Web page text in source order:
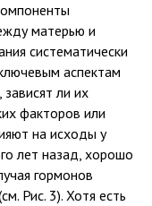
матерью и
систематически
аспектам
ли их
факторов или
на исходы у
лет назад, хорошо
гормонов
Рис. 3). Хотя есть